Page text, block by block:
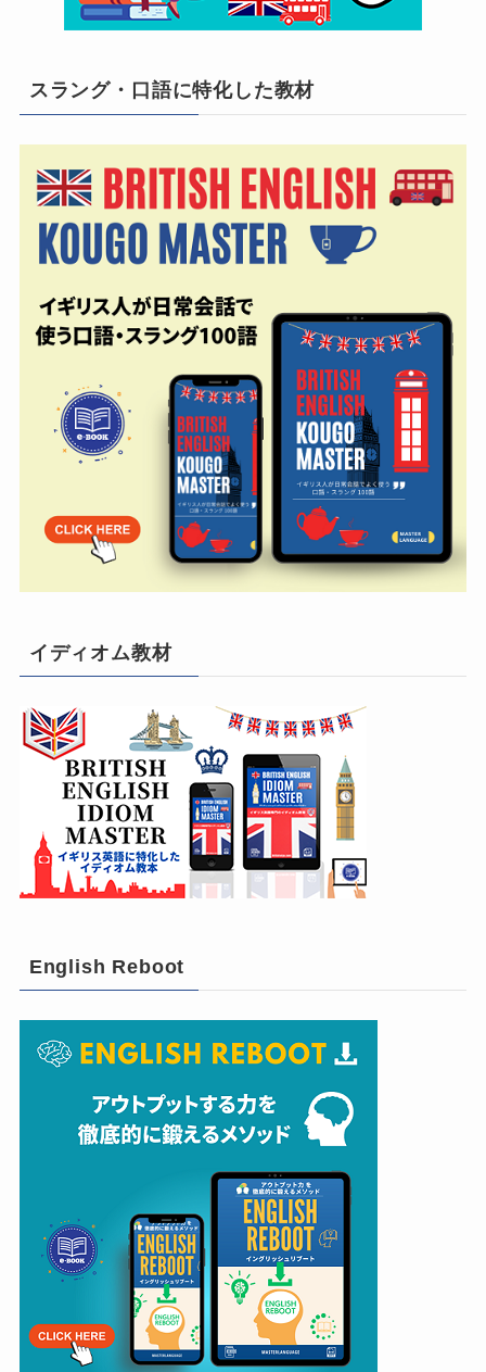
スラング・口語に特化した教材
イディオム教材
English Reboot